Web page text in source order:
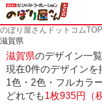
の
ぼ
り
屋
さ
ん
ド
ッ
のぼり屋さんドットコムTOP
滋賀県
滋賀県のデザイン一覧
現在0件のデザインを
1色・2色・フルカラ
どれでも1枚935円（